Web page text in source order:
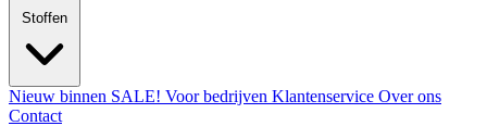
Stoffen
Nieuw binnen SALE! Voor bedrijven Klantenservice Over ons
Contact